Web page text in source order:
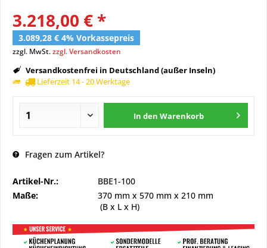
3.218,00 € *
3.089,28 € 4% Vorkassepreis
zzgl. MwSt.zzgl. Versandkosten
Versandkostenfrei in Deutschland (außer Inseln)
Lieferzeit 14 - 20 Werktage
In den Warenkorb
Fragen zum Artikel?
Artikel-Nr.:
BBE1-100
Maße:
370 mm x 570 mm x 210 mm
(B x L x H)